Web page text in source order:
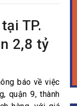
TP.
2,8 tỷ
báo về việc
quận 9, thành